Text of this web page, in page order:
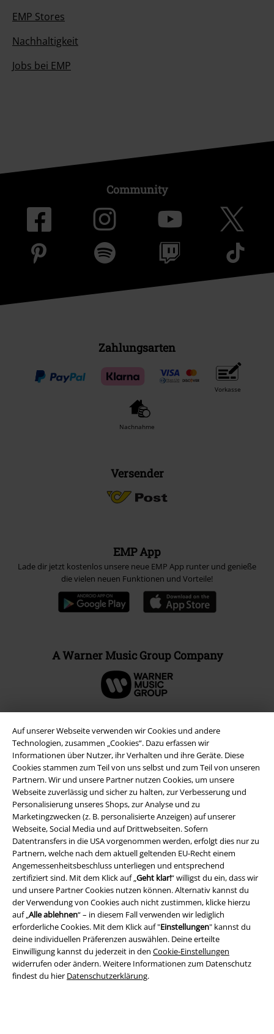
Auf unserer Webseite verwenden wir Cookies und andere
Technologien, zusammen „Cookies“. Dazu erfassen wir
Informationen über Nutzer, ihr Verhalten und ihre Geräte. Diese
Cookies stammen zum Teil von uns selbst und zum Teil von unseren
Partnern. Wir und unsere Partner nutzen Cookies, um unsere
Webseite zuverlässig und sicher zu halten, zur Verbesserung und
Personalisierung unseres Shops, zur Analyse und zu
Marketingzwecken (z. B. personalisierte Anzeigen) auf unserer
Webseite, Social Media und auf Drittwebseiten. Sofern
Datentransfers in die USA vorgenommen werden, erfolgt dies nur zu
Partnern, welche nach dem aktuell geltenden EU-Recht einem
Angemessenheitsbeschluss unterliegen und entsprechend
zertifiziert sind. Mit dem Klick auf „Geht klar!“ willigst du ein, dass wir
und unsere Partner Cookies nutzen können. Alternativ kannst du
der Verwendung von Cookies auch nicht zustimmen, klicke hierzu
auf „Alle ablehnen“ – in diesem Fall verwenden wir lediglich
erforderliche Cookies. Mit dem Klick auf "Einstellungen" kannst du
deine individuellen Präferenzen auswählen. Deine erteilte
Einwilligung kannst du jederzeit in den Cookie-Einstellungen
widerrufen oder ändern. Weitere Informationen zum Datenschutz
findest du hier Datenschutzerklärung.
EMP Stores
Nachhaltigkeit
Jobs bei EMP
Community
Zahlungsarten
Vorkasse
Nachnahme
Versender
EMP App
Lade dir jetzt kostenlos unsere neue EMP App runter und genieße
die vielen neuen Funktionen und Vorteile!
A Warner Music Group Company
Rechtliches
AGB
Impressum
Datenschutz
Entsorgung und Umweltschutz
Konformitätserklärung